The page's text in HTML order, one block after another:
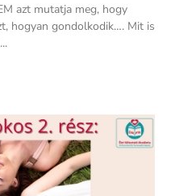
azt mutatja meg, hogy
hogyan gondolkodik…. Mit is